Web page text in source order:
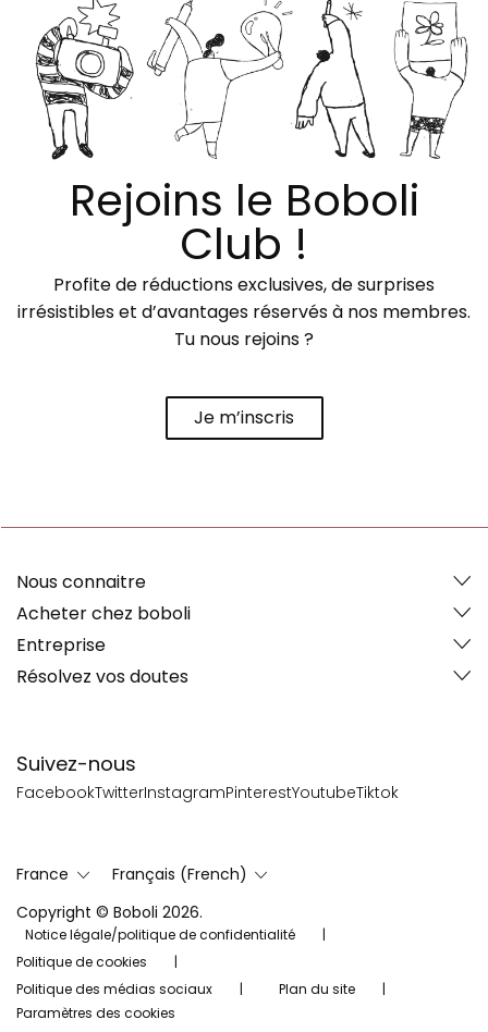
Rejoins le Boboli
Club !
Profite de réductions exclusives, de surprises
irrésistibles et d’avantages réservés à nos membres.
Tu nous rejoins ?
Je m’inscris
Suivez-nous
FacebookTwitterInstagramPinterestYoutubeTiktok
Nous connaitre
Acheter chez boboli
Entreprise
Résolvez vos doutes
France
Français (French)
Copyright © Boboli 2026.
Notice légale/politique de confidentialité
Politique de cookies
Politique des médias sociaux
Plan du site
Paramètres des cookies